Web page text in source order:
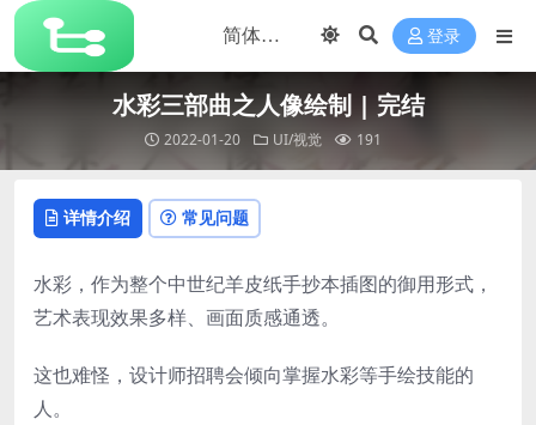
登录
水彩三部曲之人像绘制 | 完结
2022-01-20 UI/视觉 191
详情介绍 常见问题
水彩，作为整个中世纪羊皮纸手抄本插图的御用形式，
艺术表现效果多样、画面质感通透。
这也难怪，设计师招聘会倾向掌握水彩等手绘技能的
人。